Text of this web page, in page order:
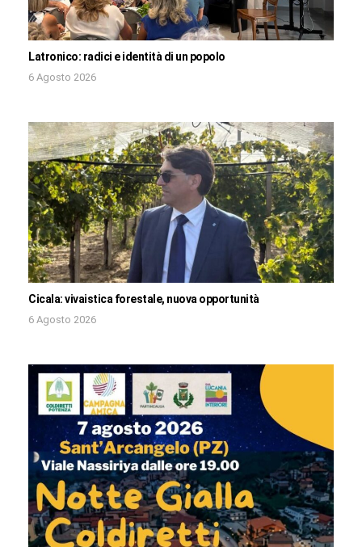
Latronico: radici e identità di un popolo
6 Agosto 2026
Cicala: vivaistica forestale, nuova opportunità
6 Agosto 2026